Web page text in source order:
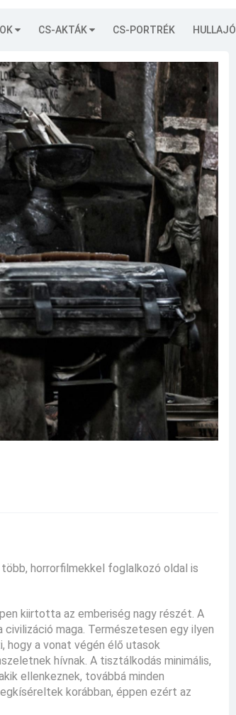
CS-AKTÁK CS-PORTRÉK HULLAJÓ
több, horrorfilmekkel foglalkozó oldal is
kiirtotta az emberiség nagy részét. A
maga. Természetesen egy ilyen
hogy a vonat végén élő utasok
hívnak. A tisztálkodás minimális,
ellenkeznek, továbbá minden
korábban, éppen ezért az